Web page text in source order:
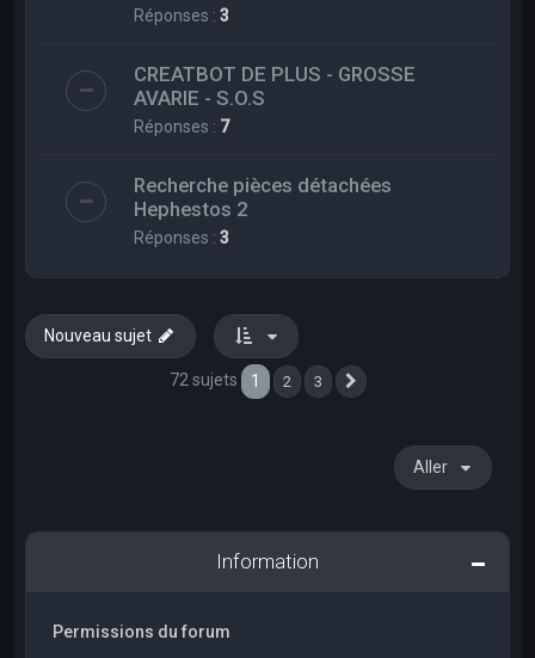
Réponses :3
CREATBOT DE PLUS - GROSSE
AVARIE - S.O.S
Réponses : 7
Recherche pièces détachées
Hephestos 2
Réponses :3
Nouveau sujet
72 sujets 1 2 3
Aller
Information
Permissions du forum